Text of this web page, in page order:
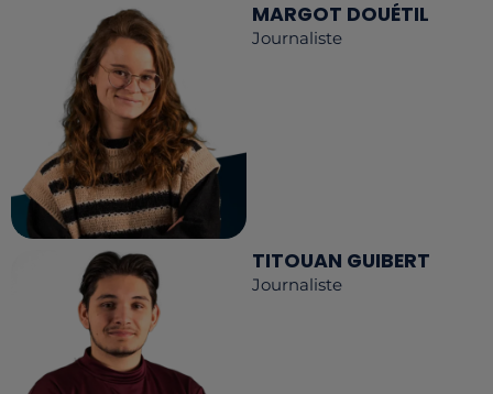
MARGOT DOUÉTIL
Journaliste
TITOUAN GUIBERT
Journaliste